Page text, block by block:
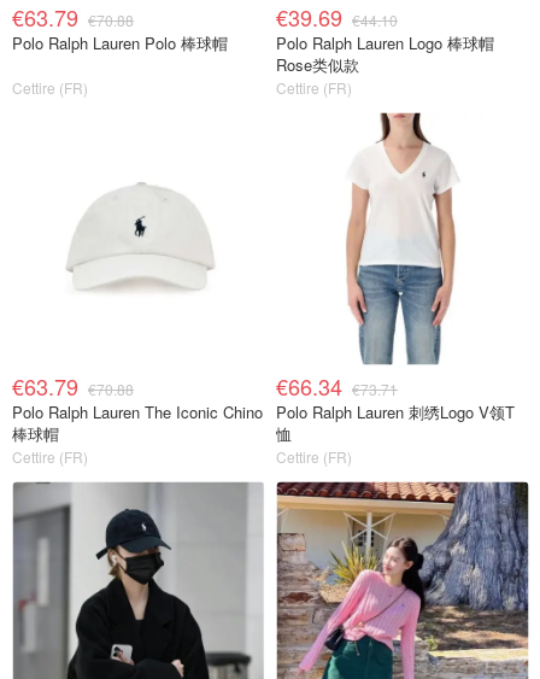
€63.79 €70.88
Polo Ralph Lauren Polo 棒球帽
Cettire (FR)
€39.69 €44.10
Polo Ralph Lauren Logo 棒球帽
Rose类似款
Cettire (FR)
€63.79 €70.88
Polo Ralph Lauren The Iconic Chino
棒球帽
Cettire (FR)
€66.34 €73.71
Polo Ralph Lauren 刺绣Logo V领T
恤
Cettire (FR)